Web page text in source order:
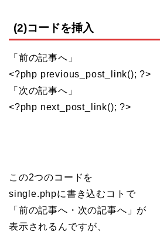
(2)コードを挿入
「前の記事へ」
<?php previous_post_link(); ?>
「次の記事へ」
<?php next_post_link(); ?>
この2つのコードを
single.phpに書き込むコトで
「前の記事へ・次の記事へ」が
表示されるんですが、